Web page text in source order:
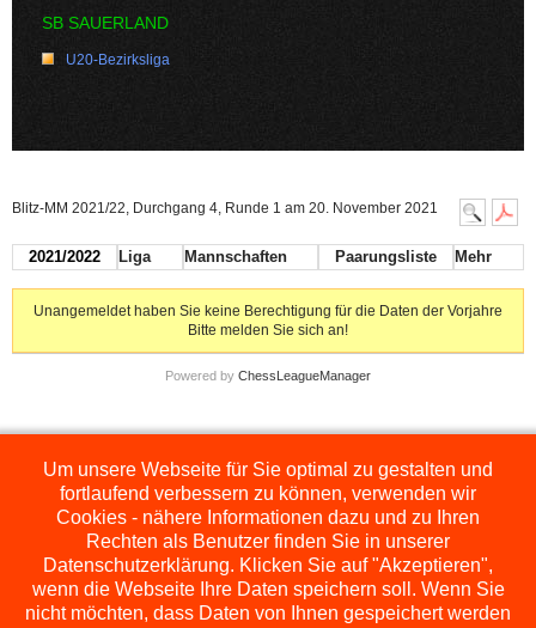
SB SAUERLAND
U20-Bezirksliga
Blitz-MM 2021/22, Durchgang 4, Runde 1 am 20. November 2021
2021/2022 Liga Mannschaften Paarungsliste Mehr
Unangemeldet haben Sie keine Berechtigung für die Daten der Vorjahre
Bitte melden Sie sich an!
Powered by ChessLeagueManager
Die hier dargestellten Ligen werden extern angezeigt und befinden sich im
Orginal aufhttp://www.schachbezirksauerland.de/635/2/index.php
Um unsere Webseite für Sie optimal zu gestalten und
fortlaufend verbessern zu können, verwenden wir
Cookies - nähere Informationen dazu und zu Ihren
Rechten als Benutzer finden Sie in unserer
Datenschutzerklärung. Klicken Sie auf "Akzeptieren",
wenn die Webseite Ihre Daten speichern soll. Wenn Sie
nicht möchten, dass Daten von Ihnen gespeichert werden